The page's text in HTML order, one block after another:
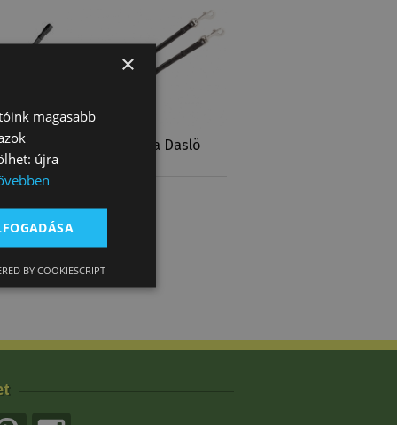
Martingálvilla Daslö
×
magasabb
újra
BY COOKIESCRIPT